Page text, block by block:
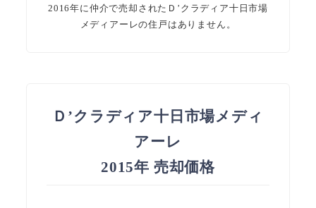
2016年に仲介で売却されたＤ’クラディア十日市場
メディアーレの住戸はありません。
Ｄ’クラディア十日市場メディ
アーレ
2015年 売却価格